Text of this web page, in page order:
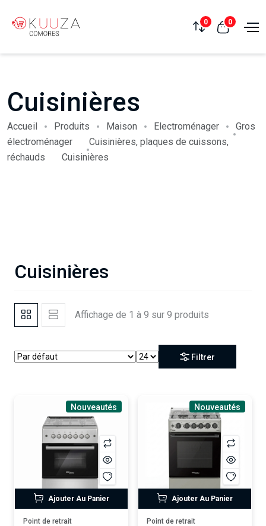
0 0
Cuisinières
Accueil Produits Maison Electroménager
Gros
électroménager
Cuisinières, plaques de cuissons,
réchauds
Cuisinières
Cuisinières
Affichage de 1 à 9 sur 9 produits
Filtrer
Nouveautés
Ajouter Au Panier
Point de retrait
Nouveautés
Ajouter Au Panier
Point de retrait